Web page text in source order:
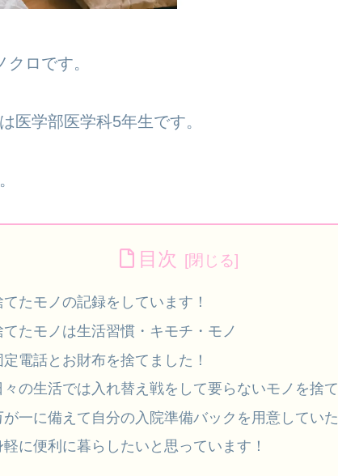
ロです。
医学部医学科5年生です。
目次
てたモノの記録をしています！
てたモノは生活習慣・キモチ・モノ
定電話とお財布を捨てました！
々の生活では入れ替え戦をして要らないモノを捨て
が一に備えて自分の入院準備バックを用意してい
軽に便利に暮らしたいと思っています！